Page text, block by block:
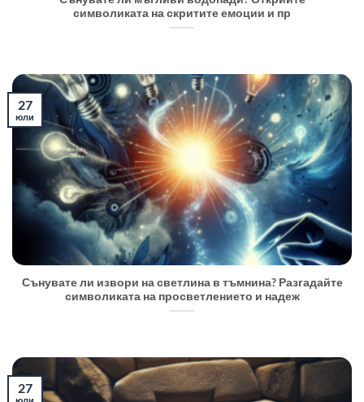
символиката на скритите емоции и пр
Сънувате ли извори на светлина в тъмнина? Разгадайте
символиката на просветлението и надеж
27
юли
27
юли